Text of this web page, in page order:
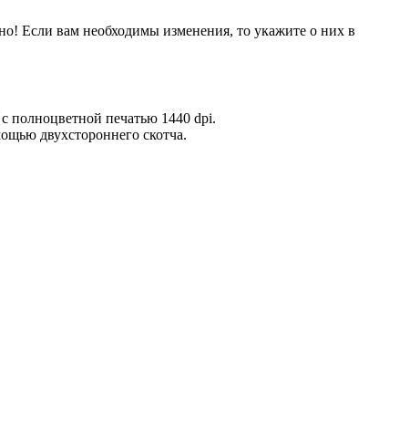
Если вам необходимы изменения, то укажите о них в
полноцветной печатью 1440 dpi.
двухстороннего скотча.